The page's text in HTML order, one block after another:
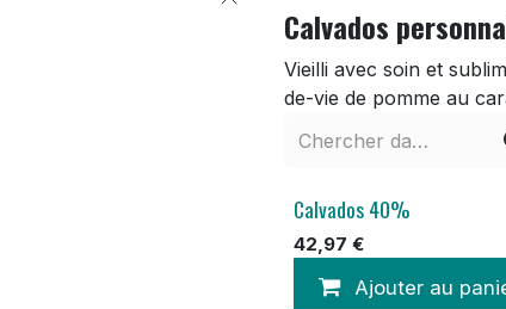
Calvados
Vieilli avec soin et
de-vie de pomme au
Calvados 40%
42,97 €
Ajouter au